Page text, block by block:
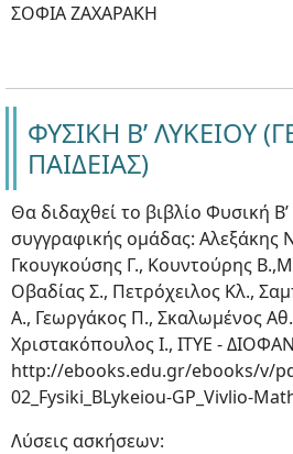
ΣΟΦΙΑ ΖΑΧΑΡΑΚΗ
ΦΥΣΙΚΗ Β’ ΛΥΚΕΙΟΥ
ΠΑΙΔΕΙΑΣ)
Θα διδαχθεί το βιβλίο Φυσική
συγγραφικής ομάδας: Αλεξάκης
Γκουγκούσης Γ., Κουντούρης
Οβαδίας Σ., Πετρόχειλος Κλ.,
Α., Γεωργάκος Π., Σκαλωμένος
Χριστακόπουλος Ι., ΙΤΥΕ -
http://ebooks.edu.gr/ebooks/v/
02_Fysiki_BLykeiou-GP_Vivlio-
Λύσεις ασκήσεων: